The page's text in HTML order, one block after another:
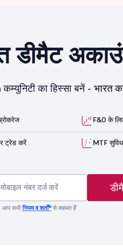
डीमैट
का हिस्सा बनें - भारत
F&O के लिए
ट्रेड करें MTF
आप सभीनियम व शर्तों*से सहमत हैं